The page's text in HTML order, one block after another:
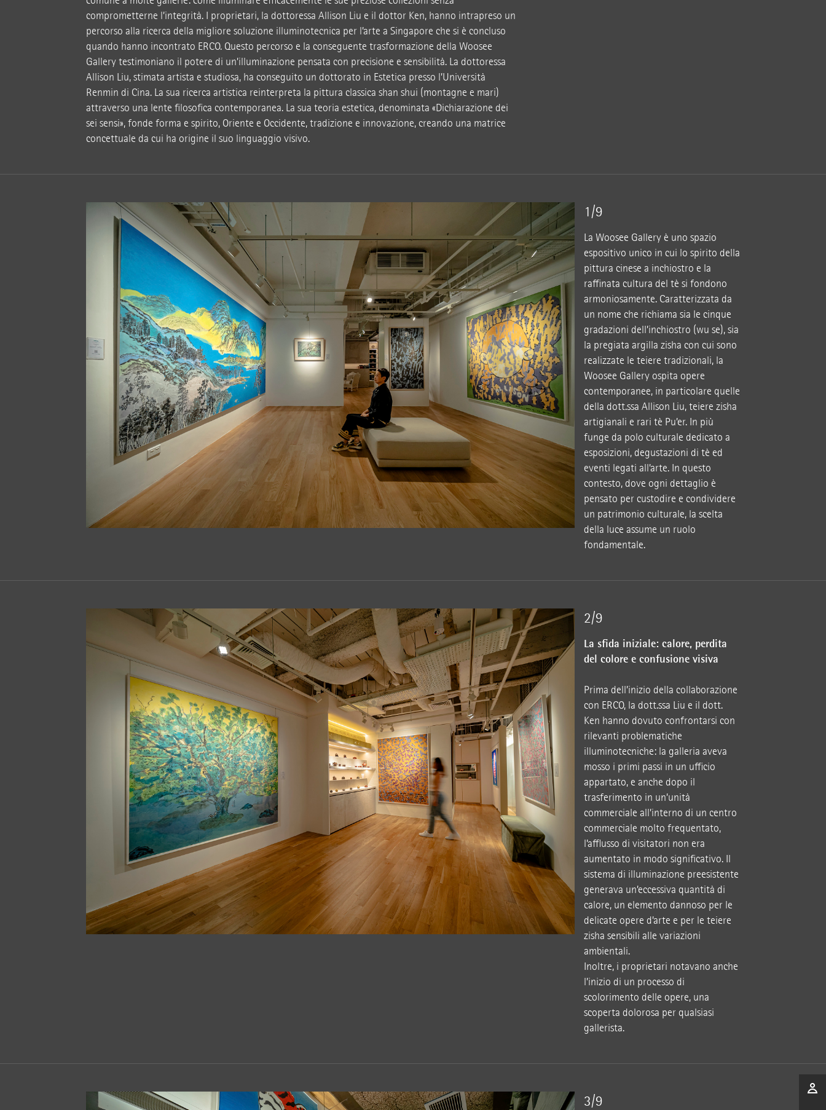
comprometterne l’integrità. I proprietari, la dottoressa Allison Liu e il dottor Ken, hanno intrapreso un
percorso alla ricerca della migliore soluzione illuminotecnica per l’arte a Singapore che si è concluso
quando hanno incontrato ERCO. Questo percorso e la conseguente trasformazione della Woosee
Gallery testimoniano il potere di un’illuminazione pensata con precisione e sensibilità. La dottoressa
Allison Liu, stimata artista e studiosa, ha conseguito un dottorato in Estetica presso l’Università
Renmin di Cina. La sua ricerca artistica reinterpreta la pittura classica shan shui (montagne e mari)
attraverso una lente filosofica contemporanea. La sua teoria estetica, denominata «Dichiarazione dei
sei sensi», fonde forma e spirito, Oriente e Occidente, tradizione e innovazione, creando una matrice
concettuale da cui ha origine il suo linguaggio visivo.
1/9
La Woosee Gallery è uno spazio
espositivo unico in cui lo spirito della
pittura cinese a inchiostro e la
raffinata cultura del tè si fondono
armoniosamente. Caratterizzata da
un nome che richiama sia le cinque
gradazioni dell’inchiostro (wu se), sia
la pregiata argilla zisha con cui sono
realizzate le teiere tradizionali, la
Woosee Gallery ospita opere
contemporanee, in particolare quelle
della dott.ssa Allison Liu, teiere zisha
artigianali e rari tè Pu’er. In più
funge da polo culturale dedicato a
esposizioni, degustazioni di tè ed
eventi legati all’arte. In questo
contesto, dove ogni dettaglio è
pensato per custodire e condividere
un patrimonio culturale, la scelta
della luce assume un ruolo
fondamentale.
2/9
La sfida iniziale: calore, perdita
del colore e confusione visiva
Prima dell’inizio della collaborazione
con ERCO, la dott.ssa Liu e il dott.
Ken hanno dovuto confrontarsi con
rilevanti problematiche
illuminotecniche: la galleria aveva
mosso i primi passi in un ufficio
appartato, e anche dopo il
trasferimento in un’unità
commerciale all’interno di un centro
commerciale molto frequentato,
l’afflusso di visitatori non era
aumentato in modo significativo. Il
sistema di illuminazione preesistente
generava un’eccessiva quantità di
calore, un elemento dannoso per le
delicate opere d’arte e per le teiere
zisha sensibili alle variazioni
ambientali.
Inoltre, i proprietari notavano anche
l’inizio di un processo di
scolorimento delle opere, una
scoperta dolorosa per qualsiasi
gallerista.
3/9